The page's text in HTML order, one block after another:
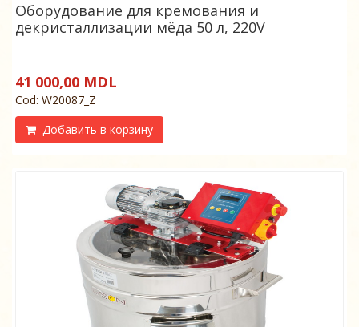
Оборудование для кремования и
декристаллизации мёда 50 л, 220V
41 000,00 MDL
Cod: W20087_Z
Добавить в корзину